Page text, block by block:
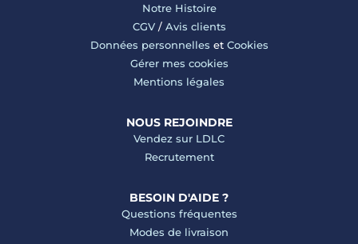
Notre Histoire
CGV/ Avis clients
Données personnelles et Cookies
Gérer mes cookies
Mentions légales
NOUS REJOINDRE
Vendez sur LDLC
Recrutement
BESOIN D'AIDE ?
Questions fréquentes
Modes de livraison